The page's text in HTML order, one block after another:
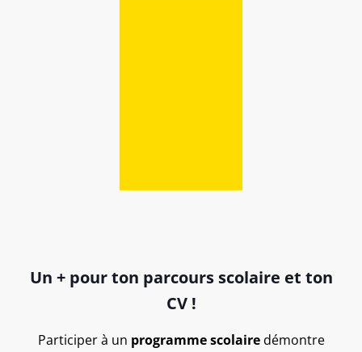
Un + pour ton parcours scolaire et ton
CV !
Participer à un programme scolairedémontre